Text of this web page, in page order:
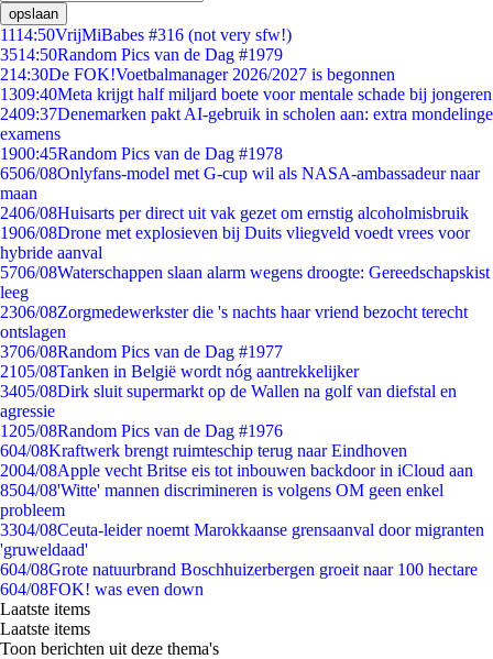
opslaan
1114:50VrijMiBabes #316 (not very sfw!)
3514:50Random Pics van de Dag #1979
214:30De FOK!Voetbalmanager 2026/2027 is begonnen
1309:40Meta krijgt half miljard boete voor mentale schade bij jongeren
2409:37Denemarken pakt AI-gebruik in scholen aan: extra mondelinge
examens
1900:45Random Pics van de Dag #1978
6506/08Onlyfans-model met G-cup wil als NASA-ambassadeur naar
maan
2406/08Huisarts per direct uit vak gezet om ernstig alcoholmisbruik
1906/08Drone met explosieven bij Duits vliegveld voedt vrees voor
hybride aanval
5706/08Waterschappen slaan alarm wegens droogte: Gereedschapskist
leeg
2306/08Zorgmedewerkster die 's nachts haar vriend bezocht terecht
ontslagen
3706/08Random Pics van de Dag #1977
2105/08Tanken in België wordt nóg aantrekkelijker
3405/08Dirk sluit supermarkt op de Wallen na golf van diefstal en
agressie
1205/08Random Pics van de Dag #1976
604/08Kraftwerk brengt ruimteschip terug naar Eindhoven
2004/08Apple vecht Britse eis tot inbouwen backdoor in iCloud aan
8504/08'Witte' mannen discrimineren is volgens OM geen enkel
probleem
3304/08Ceuta-leider noemt Marokkaanse grensaanval door migranten
'gruweldaad'
604/08Grote natuurbrand Boschhuizerbergen groeit naar 100 hectare
604/08FOK! was even down
Laatste items
Laatste items
Toon berichten uit deze thema's